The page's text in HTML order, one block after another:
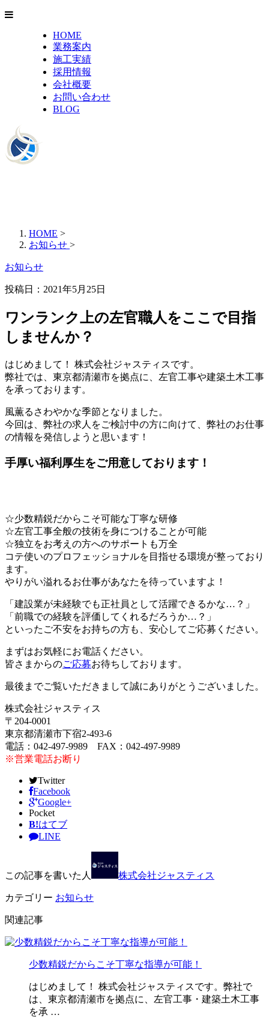
HOME
業務案内
施工実績
採用情報
会社概要
お問い合わせ
BLOG
HOME >
お知らせ >
お知らせ
投稿日：2021年5月25日
ワンランク上の左官職人をここで目指
しませんか？
はじめまして！ 株式会社ジャスティスです。
弊社では、東京都清瀬市を拠点に、左官工事や建築土木工事
を承っております。
風薫るさわやかな季節となりました。
今回は、弊社の求人をご検討中の方に向けて、弊社のお仕事
の情報を発信しようと思います！
手厚い福利厚生をご用意しております！
☆少数精鋭だからこそ可能な丁寧な研修
☆左官工事全般の技術を身につけることが可能
☆独立をお考えの方へのサポートも万全
コテ使いのプロフェッショナルを目指せる環境が整っており
ます。
やりがい溢れるお仕事があなたを待っていますよ！
「建設業が未経験でも正社員として活躍できるかな…？」
「前職での経験を評価してくれるだろうか…？」
といったご不安をお持ちの方も、安心してご応募ください。
まずはお気軽にお電話ください。
皆さまからのご応募お待ちしております。
最後までご覧いただきまして誠にありがとうございました。
株式会社ジャスティス
〒204-0001
東京都清瀬市下宿2-493-6
電話：042-497-9989 FAX：042-497-9989
※営業電話お断り
Twitter
Facebook
Google+
Pocket
B!はてブ
LINE
この記事を書いた人 株式会社ジャスティス
カテゴリー お知らせ
関連記事
少数精鋭だからこそ丁寧な指導が可能！
はじめまして！ 株式会社ジャスティスです。弊社で
は、東京都清瀬市を拠点に、左官工事・建築土木工事
を承 …